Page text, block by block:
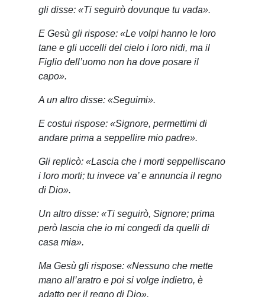
gli disse: «Ti seguirò dovunque tu vada».
E Gesù gli rispose: «Le volpi hanno le loro
tane e gli uccelli del cielo i loro nidi, ma il
Figlio dell’uomo non ha dove posare il
capo».
A un altro disse: «Seguimi».
E costui rispose: «Signore, permettimi di
andare prima a seppellire mio padre».
Gli replicò: «Lascia che i morti seppelliscano
i loro morti; tu invece va’ e annuncia il regno
di Dio».
Un altro disse: «Ti seguirò, Signore; prima
però lascia che io mi congedi da quelli di
casa mia».
Ma Gesù gli rispose: «Nessuno che mette
mano all’aratro e poi si volge indietro, è
adatto per il regno di Dio».